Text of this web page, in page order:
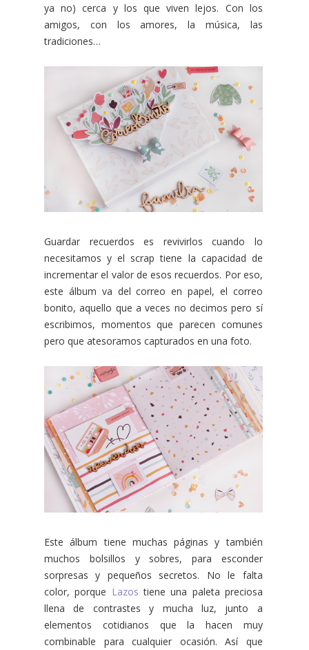
ya no) cerca y los que viven lejos. Con los
amigos, con los amores, la música, las
tradiciones…
Guardar recuerdos es revivirlos cuando lo
necesitamos y el scrap tiene la capacidad de
incrementar el valor de esos recuerdos. Por eso,
este álbum va del correo en papel, el correo
bonito, aquello que a veces no decimos pero sí
escribimos, momentos que parecen comunes
pero que atesoramos capturados en una foto.
Este álbum tiene muchas páginas y también
muchos bolsillos y sobres, para esconder
sorpresas y pequeños secretos. No le falta
color, porque Lazos tiene una paleta preciosa
llena de contrastes y mucha luz, junto a
elementos cotidianos que la hacen muy
combinable para cualquier ocasión. Así que